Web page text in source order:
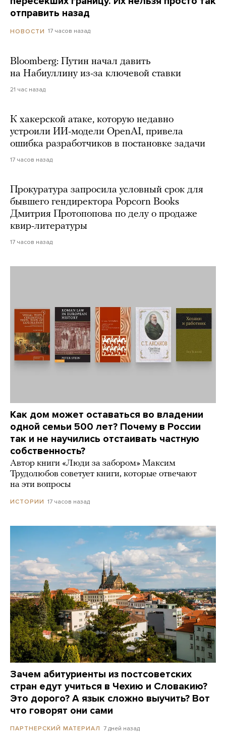
отправить назад
НОВОСТИ 17 часов назад
Bloomberg: Путин начал давить
на Набиуллину из-за ключевой ставки
21 час назад
К хакерской атаке, которую недавно
устроили ИИ-модели OpenAI, привела
ошибка разработчиков в постановке задачи
17 часов назад
Прокуратура запросила условный срок для
бывшего гендиректора Popcorn Books
Дмитрия Протопопова по делу о продаже
квир-литературы
17 часов назад
Как дом может оставаться во владении
одной семьи 500 лет? Почему в России
так и не научились отстаивать частную
собственность?
Автор книги «Люди за забором» Максим
Трудолюбов советует книги, которые отвечают
на эти вопросы
ИСТОРИИ 17 часов назад
Зачем абитуриенты из постсоветских
стран едут учиться в Чехию и Словакию?
Это дорого? А язык сложно выучить? Вот
что говорят они сами
ПАРТНЕРСКИЙ МАТЕРИАЛ 7 дней назад